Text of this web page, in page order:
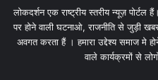
लोकदर्शन एक राष्ट्रीय स्तरीय न्यूज़ पोर्टल
पर होने वाली घटनाओ, राजनीति से जुड़ी
अवगत करता हैं । हमारा उद्देश्य समाज मे
वाले कार्यक्रमों से